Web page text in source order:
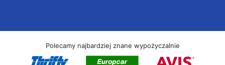
Polecamy najbardziej znane wypożyczalnie